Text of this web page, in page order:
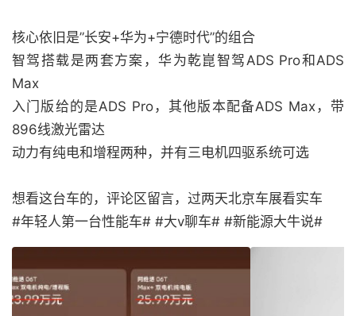
核心依旧是”长安+华为+宁德时代”的组合
智驾搭载是两套方案，华为乾崑智驾ADS Pro和ADS
Max
入门版给的是ADS Pro，其他版本配备ADS Max，带
896线激光雷达
动力有纯电和增程两种，并有三电机四驱系统可选
想看这台车的，评论区留言，过两天北京车展看实车
#年轻人第一台性能车# #大v聊车# #新能源大牛说#